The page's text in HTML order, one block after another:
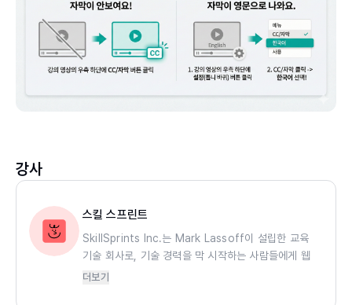
강사
스킬 스프린트
SkillSprints Inc.는 Mark Lassoff이 설립한 교육
기술 회사로, 기술 경력을 막 시작하는 사람들에게 웹
개발, 디지털 디자인 등 다양한 기술 기반 커리어의 첫
더보기